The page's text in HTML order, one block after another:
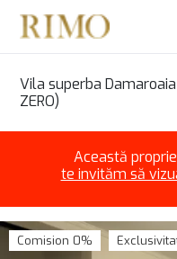
Vila superba Damaroaia
ZERO)
Această
te invităm să
Comision 0%